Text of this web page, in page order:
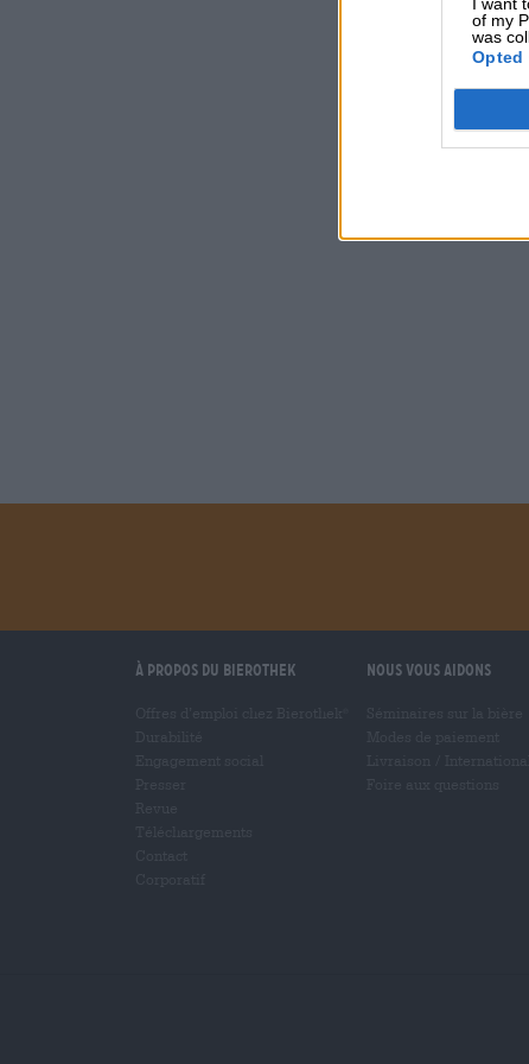
of my
was
Opted
À propos du Bierothek Nous vous aidons